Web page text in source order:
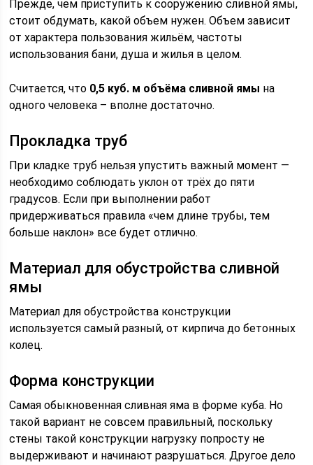
Прежде, чем приступить к сооружению сливной ямы,
стоит обдумать, какой объем нужен. Объем зависит
от характера пользования жильём, частоты
использования бани, душа и жилья в целом.
Считается, что 0,5 куб. м объёма сливной ямы на
одного человека – вполне достаточно.
Прокладка труб
При кладке труб нельзя упустить важный момент —
необходимо соблюдать уклон от трёх до пяти
градусов. Если при выполнении работ
придерживаться правила «чем длине трубы, тем
больше наклон» все будет отлично.
Материал для обустройства сливной
ямы
Материал для обустройства конструкции
используется самый разный, от кирпича до бетонных
колец.
Форма конструкции
Самая обыкновенная сливная яма в форме куба. Но
такой вариант не совсем правильный, поскольку
стены такой конструкции нагрузку попросту не
выдерживают и начинают разрушаться. Другое дело